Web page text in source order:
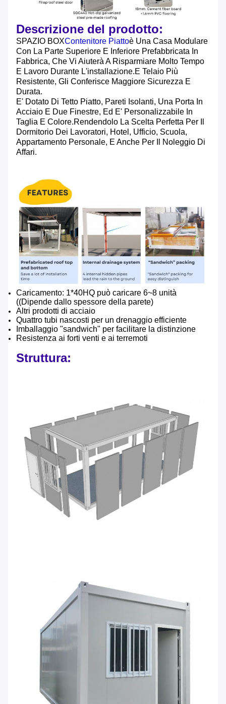
Descrizione del prodotto:
SPAZIO BOXContenitore PiattoÈ Una Casa Modulare
Con La Parte Superiore E Inferiore Prefabbricata In
Fabbrica, Che Vi Aiuterà A Risparmiare Molto Tempo
E Lavoro Durante L'installazione.e Telaio Più
Resistente, Gli Conferisce Maggiore Sicurezza E
Durata.
E' Dotato Di Tetto Piatto, Pareti Isolanti, Una Porta In
Acciaio E Due Finestre, Ed E' Personalizzabile In
Taglia E Colore.rendendolo La Scelta Perfetta Per Il
Dormitorio Dei Lavoratori, Hotel, Ufficio, Scuola,
Appartamento Personale, E Anche Per Il Noleggio Di
Affari.
Caricamento: 1*40HQ può caricare 6~8 unità
((Dipende dallo spessore della parete)
Altri prodotti di acciaio
Quattro tubi nascosti per un drenaggio efficiente
Imballaggio "sandwich" per facilitare la distinzione
Resistenza ai forti venti e ai terremoti
Struttura: